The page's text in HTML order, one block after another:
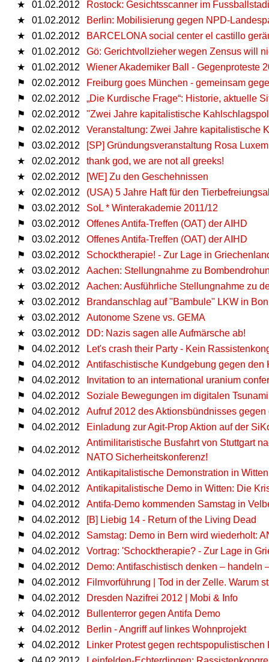
★ 01.02.2012
Rostock: Gesichtsscanner im
★
01.02.2012
Berlin: Mobilisierung gegen NPD-
★
01.02.2012
BARCELONA social center el castillo
★
01.02.2012
Gö: Gerichtvollzieher wegen Zensus will
★
01.02.2012
Wiener Akademiker Ball - Gegenproteste
⚑
02.02.2012
Freiburg goes München - gemeinsam
⚑
02.02.2012
„Die Kurdische Frage“: Historie, aktuelle
⚑
02.02.2012
"Zwei Jahre kapitalistische
⚑
02.02.2012
Veranstaltung: Zwei Jahre
⚑
03.02.2012
[SP] Gründungsveranstaltung Rosa
★
02.02.2012
thank god, we are not all greeks!
★
02.02.2012
[WE] Zu den Geschehnissen
★
02.02.2012
(USA) 5 Jahre Haft für den
⚑
03.02.2012
SoL * Winterakademie 2011/12
⚑
03.02.2012
Offenes Antifa-Treffen (OAT) der AIHD
⚑
03.02.2012
Offenes Antifa-Treffen (OAT) der AIHD
⚑
03.02.2012
Schocktherapie! - Zur Lage in
★
03.02.2012
Aachen: Stellungnahme zu
★
03.02.2012
Aachen: Ausführliche Stellungnahme zu
★
03.02.2012
Brandanschlag auf "Bambule" LKW in
★
03.02.2012
Autonome Szene vs. GEMA
★
03.02.2012
DD: Nazis sagen alle Aufmärsche ab!
⚑
04.02.2012
Let's crash their Party - Kein
⚑
04.02.2012
Antifaschistische Kundgebung gegen
⚑
04.02.2012
Invitation to an international uranium
⚑
04.02.2012
Soziale Bewegungen im digitalen Tsunami
⚑
04.02.2012
Aufruf 2012 des Aktionsbündnisses
⚑
04.02.2012 Einladung zur Agit-Prop Aktion auf der
⚑ 04.02.2012
Antimilitaristische Busfahrt von Stuttgart
NATO Sicherheitskonferenz!
⚑
04.02.2012
Antikapitalistische Demonstration in Witten
⚑
04.02.2012
Antikapitalistische Demo in Witten: Die
⚑
04.02.2012
Antifa-Demo kommenden Samstag in
⚑
04.02.2012
[B] Liebig 14 - Return of the Living Dead
⚑
04.02.2012
Samstag: Demo in Bern wird wiederholt:
⚑
04.02.2012
Vortrag: 'Schocktherapie? - Zur Lage in
⚑
04.02.2012
Demo: Antifaschistisch denken – handeln
⚑
04.02.2012
Filmvorführung | Tod in der Zelle. Warum
⚑
04.02.2012
Dresden Nazifrei 2012 | Mobi & Info
★
04.02.2012
Bullenterror gegen Antifa Demo
★
04.02.2012
Berlin - Angriff auf linkes Wohnprojekt
★
04.02.2012
Linker Protest gegen